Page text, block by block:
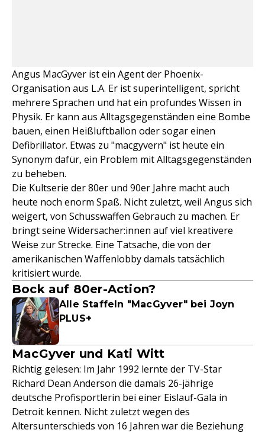
Angus MacGyver ist ein Agent der Phoenix-
Organisation aus L.A. Er ist superintelligent, spricht
mehrere Sprachen und hat ein profundes Wissen in
Physik. Er kann aus Alltagsgegenständen eine Bombe
bauen, einen Heißluftballon oder sogar einen
Defibrillator. Etwas zu "macgyvern" ist heute ein
Synonym dafür, ein Problem mit Alltagsgegenständen
zu beheben.
Die Kultserie der 80er und 90er Jahre macht auch
heute noch enorm Spaß. Nicht zuletzt, weil Angus sich
weigert, von Schusswaffen Gebrauch zu machen. Er
bringt seine Widersacher:innen auf viel kreativere
Weise zur Strecke. Eine Tatsache, die von der
amerikanischen Waffenlobby damals tatsächlich
kritisiert wurde.
Bock auf 80er-Action?
Alle Staffeln "MacGyver" bei Joyn
PLUS+
MacGyver und Kati Witt
Richtig gelesen: Im Jahr 1992 lernte der TV-Star
Richard Dean Anderson die damals 26-jährige
deutsche Profisportlerin bei einer Eislauf-Gala in
Detroit kennen. Nicht zuletzt wegen des
Altersunterschieds von 16 Jahren war die Beziehung